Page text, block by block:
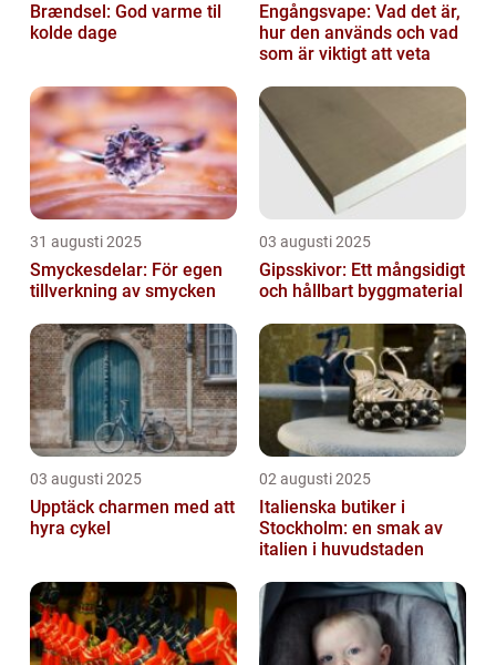
Brændsel: God varme til
kolde dage
Engångsvape: Vad det är,
hur den används och vad
som är viktigt att veta
31 augusti 2025
Smyckesdelar: För egen
tillverkning av smycken
03 augusti 2025
Gipsskivor: Ett mångsidigt
och hållbart byggmaterial
03 augusti 2025
Upptäck charmen med att
hyra cykel
02 augusti 2025
Italienska butiker i
Stockholm: en smak av
italien i huvudstaden